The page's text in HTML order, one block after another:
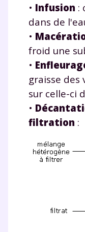
• Infusion :
dans de
•
froid une
•
graisse des
sur celle-ci
•
filtration :